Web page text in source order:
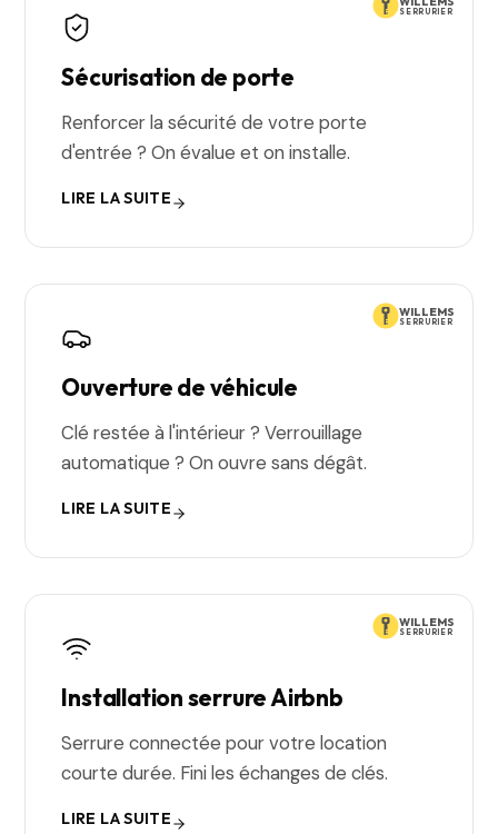
SERRURIER
Sécurisation de porte
Renforcer la sécurité de votre porte
d'entrée ? On évalue et on installe.
LIRE LA SUITE
WILLEMS
SERRURIER
Ouverture de véhicule
Clé restée à l'intérieur ? Verrouillage
automatique ? On ouvre sans dégât.
LIRE LA SUITE
WILLEMS
SERRURIER
Installation serrure Airbnb
Serrure connectée pour votre location
courte durée. Fini les échanges de clés.
LIRE LA SUITE